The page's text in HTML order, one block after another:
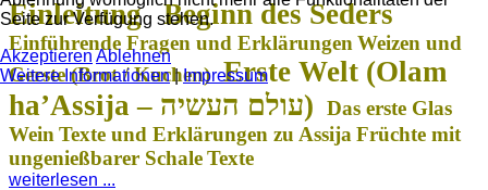
Einleitung
Beginn des Seders
Einführende Fragen und Erklärungen Weizen und
Gerste (Brot / Kuchen) Erste Welt (Olam
ha’Assija – עולם העשיה)
Das erste Glas
Wein Texte und Erklärungen zu Assija Früchte mit
ungenießbarer SchaleTexte
weiterlesen ...
Seite zur Verfügung stehen.
AkzeptierenAblehnen
Weitere Informationen|Impressum